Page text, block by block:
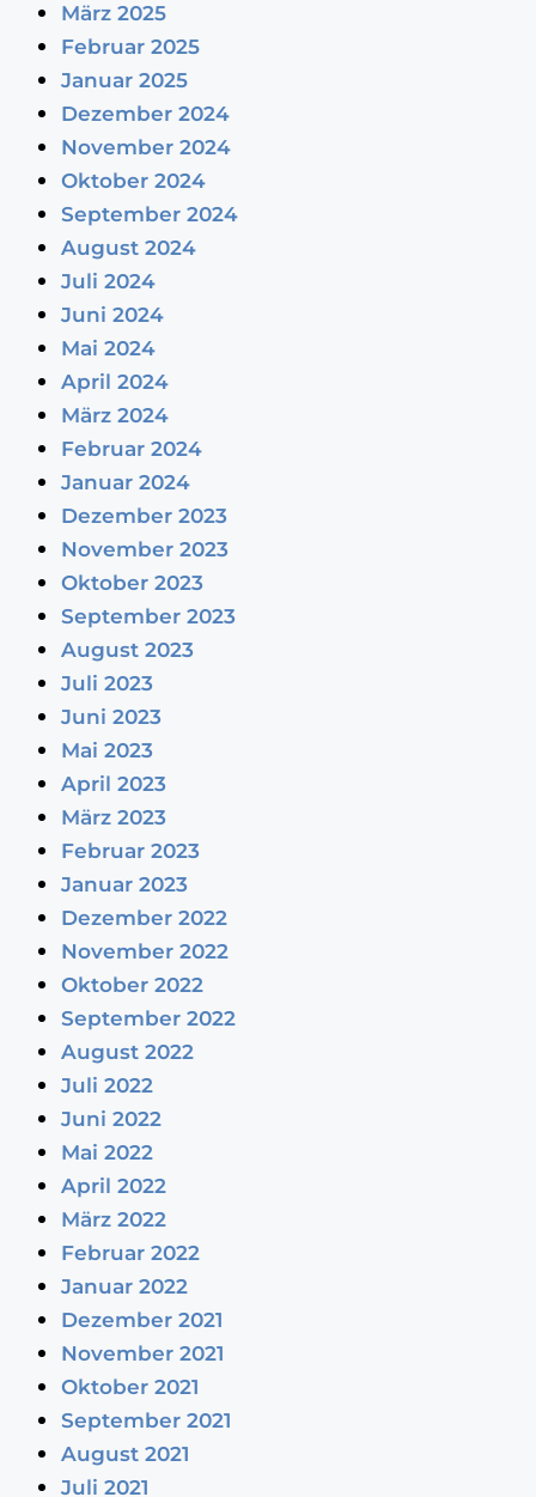
März 2025
Februar 2025
Januar 2025
Dezember 2024
November 2024
Oktober 2024
September 2024
August 2024
Juli 2024
Juni 2024
Mai 2024
April 2024
März 2024
Februar 2024
Januar 2024
Dezember 2023
November 2023
Oktober 2023
September 2023
August 2023
Juli 2023
Juni 2023
Mai 2023
April 2023
März 2023
Februar 2023
Januar 2023
Dezember 2022
November 2022
Oktober 2022
September 2022
August 2022
Juli 2022
Juni 2022
Mai 2022
April 2022
März 2022
Februar 2022
Januar 2022
Dezember 2021
November 2021
Oktober 2021
September 2021
August 2021
Juli 2021